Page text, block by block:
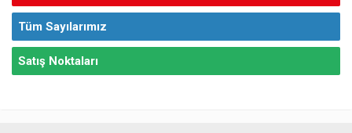
Tüm Sayılarımız
Satış Noktaları